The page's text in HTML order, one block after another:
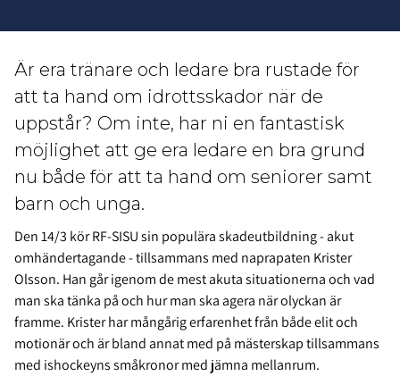
Är era tränare och ledare bra rustade för
att ta hand om idrottsskador när de
uppstår? Om inte, har ni en fantastisk
möjlighet att ge era ledare en bra grund
nu både för att ta hand om seniorer samt
barn och unga.
Den 14/3 kör RF-SISU sin populära skadeutbildning - akut
omhändertagande - tillsammans med naprapaten Krister
Olsson. Han går igenom de mest akuta situationerna och vad
man ska tänka på och hur man ska agera när olyckan är
framme. Krister har mångårig erfarenhet från både elit och
motionär och är bland annat med på mästerskap tillsammans
med ishockeyns småkronor med jämna mellanrum.